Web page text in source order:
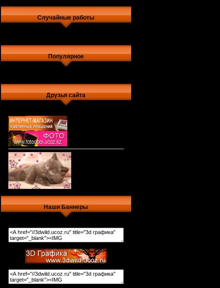
Случайные работы
Популярное
Друзья сайта
Наши Баннеры